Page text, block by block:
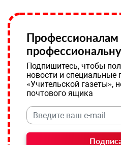
Подпишитесь, чтобы
новости и специальные
«Учительской газеты»,
почтового ящика